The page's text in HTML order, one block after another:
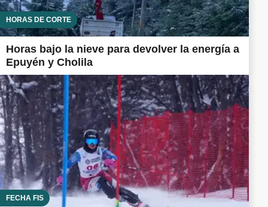
HORAS DE CORTE
Horas bajo la nieve para devolver la energía a
Epuyén y Cholila
FECHA FIS